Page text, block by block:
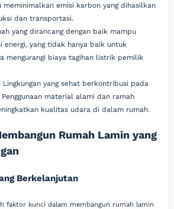
emisi karbon yang dihasilkan
dan transportasi.
yang dirancang dengan baik mampu
energi, yang tidak hanya baik untuk
mengurangi biaya tagihan listrik pemilik
Lingkungan yang sehat berkontribusi pada
material alami dan ramah
kualitas udara di dalam rumah.
Rumah Lamin yang
Berkelanjutan
faktor kunci dalam membangun rumah lamin